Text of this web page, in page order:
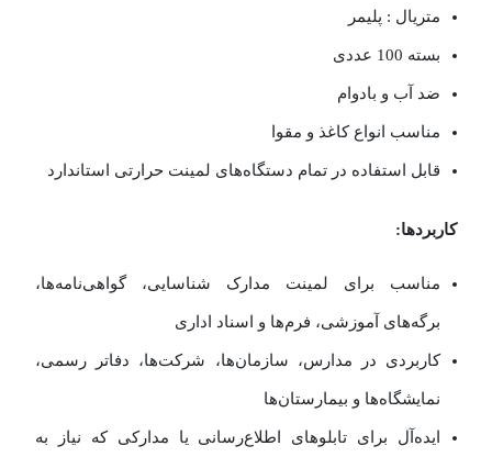
متریال : پلیمر
بسته 100 عددی
ضد آب و بادوام
مناسب انواع کاغذ و مقوا
قابل استفاده در تمام دستگاه‌های لمینت حرارتی استاندارد
کاربردها:
مناسب برای لمینت مدارک شناسایی، گواهی‌نامه‌ها،
برگه‌های آموزشی، فرم‌ها و اسناد اداری
کاربردی در مدارس، سازمان‌ها، شرکت‌ها، دفاتر رسمی،
نمایشگاه‌ها و بیمارستان‌ها
ایده‌آل برای تابلوهای اطلاع‌رسانی یا مدارکی که نیاز به